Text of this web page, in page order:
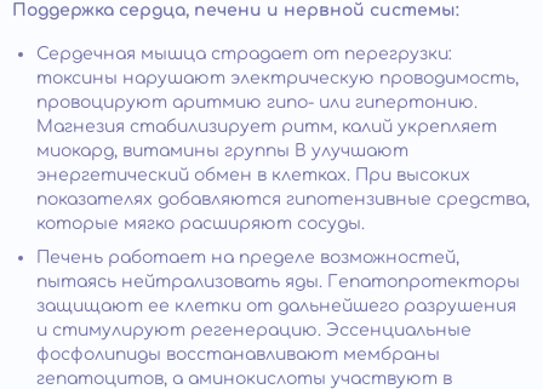
Поддержка сердца, печени и нервной системы:
Сердечная мышца страдает от перегрузки:
токсины нарушают электрическую проводимость,
провоцируют аритмию гипо- или гипертонию.
Магнезия стабилизирует ритм, калий укрепляет
миокард, витамины группы B улучшают
энергетический обмен в клетках. При высоких
показателях добавляются гипотензивные средства,
которые мягко расширяют сосуды.
Печень работает на пределе возможностей,
пытаясь нейтрализовать яды. Гепатопротекторы
защищают ее клетки от дальнейшего разрушения
и стимулируют регенерацию. Эссенциальные
фосфолипиды восстанавливают мембраны
гепатоцитов, а аминокислоты участвуют в